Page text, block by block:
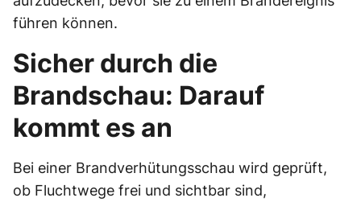
führen können.
Sicher durch die
Brandschau: Darauf
kommt es an
Bei einer Brandverhütungsschau wird geprüft,
ob Fluchtwege frei und sichtbar sind,